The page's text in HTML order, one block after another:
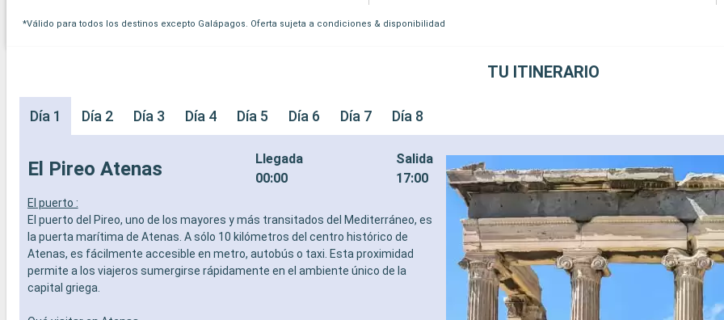
*Válido para todos los destinos excepto Galápagos. Oferta sujeta a condiciones & disponibilidad
TU ITINERARIO
Día 1 Día 2 Día 3 Día 4 Día 5 Día 6 Día 7 Día 8
El Pireo Atenas
Llegada
00:00
Salida
17:00
El puerto :
El puerto del Pireo, uno de los mayores y más transitados del Mediterráneo, es
la puerta marítima de Atenas. A sólo 10 kilómetros del centro histórico de
Atenas, es fácilmente accesible en metro, autobús o taxi. Esta proximidad
permite a los viajeros sumergirse rápidamente en el ambiente único de la
capital griega.